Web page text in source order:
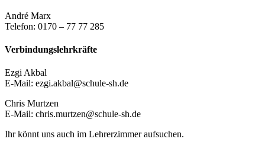
André Marx
Telefon: 0170 – 77 77 285
Verbindungslehrkräfte
Ezgi Akbal
E-Mail: ezgi.akbal@schule-sh.de
Chris Murtzen
E-Mail: chris.murtzen@schule-sh.de
Ihr könnt uns auch im Lehrerzimmer aufsuchen.